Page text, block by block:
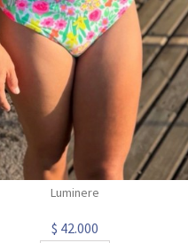
Luminere
$ 42.000